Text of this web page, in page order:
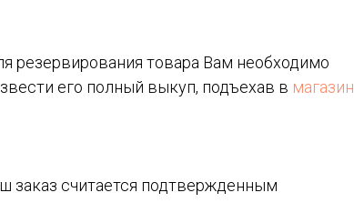
резервирования товара Вам необходимо
его полный выкуп, подъехав в магазин
заказ считается подтвержденным